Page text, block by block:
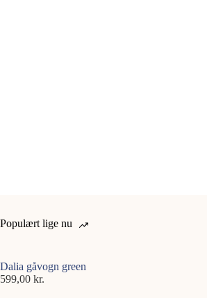
Populært lige nu
Dalia gåvogn green
599,00 kr.